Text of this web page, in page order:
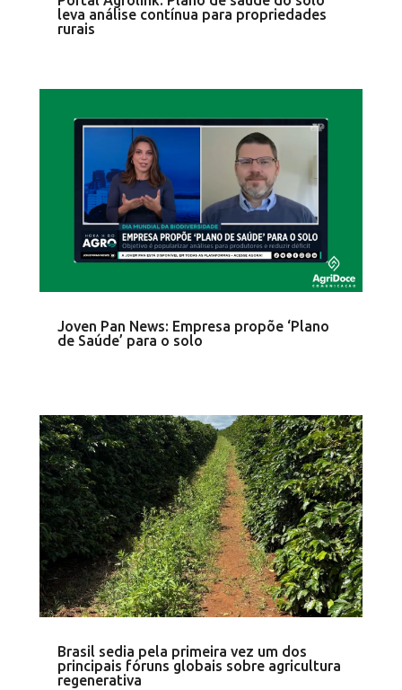
leva análise contínua para propriedades
rurais
Joven Pan News: Empresa propõe ‘Plano
de Saúde’ para o solo
Brasil sedia pela primeira vez um dos
principais fóruns globais sobre agricultura
regenerativa